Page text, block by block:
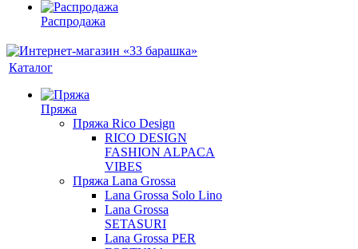
Распродажа
Каталог
Пряжа
Пряжа Rico Design
RICO DESIGN
FASHION ALPACA
VIBES
Пряжа Lana Grossa
Lana Grossa Solo Lino
Lana Grossa
SETASURI
Lana Grossa PER